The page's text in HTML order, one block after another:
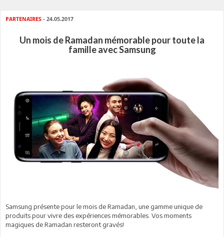
PARTENAIRES - 24.05.2017
Un mois de Ramadan mémorable pour toute la
famille avec Samsung
Samsung présente pour le mois de Ramadan, une gamme unique de
produits pour vivre des expériences mémorables. Vos moments
magiques de Ramadan resteront gravés!